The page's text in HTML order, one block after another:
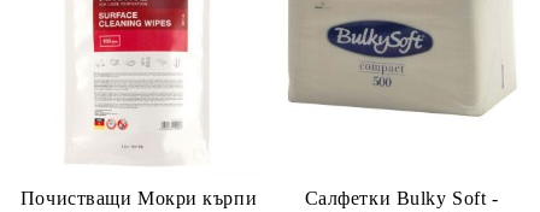
Почистващи Мокри кърпи
Салфетки Bulky Soft -